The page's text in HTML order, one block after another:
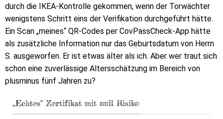
durch die IKEA-Kontrolle gekommen, wenn der Torwächter
wenigstens Schritt eins der Verifikation durchgeführt hätte.
Ein Scan „meines“ QR-Codes per CovPassCheck-App hätte
als zusätzliche Information nur das Geburtsdatum von Herrn
S. ausgeworfen. Er ist etwas älter als ich. Aber wer traut sich
schon eine zuverlässige Altersschätzung im Bereich von
plusminus fünf Jahren zu?
„Echtes“ Zertifikat mit null Risiko